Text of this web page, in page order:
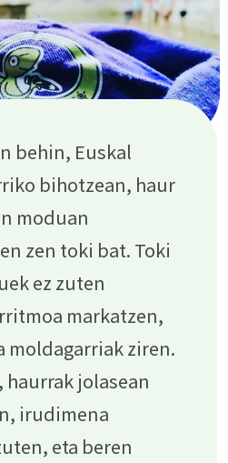
behin, Euskal
bihotzean, haur
moduan
zen toki bat. Toki
ez zuten
markatzen,
moldagarriak ziren.
haurrak jolasean
irudimena
eta beren